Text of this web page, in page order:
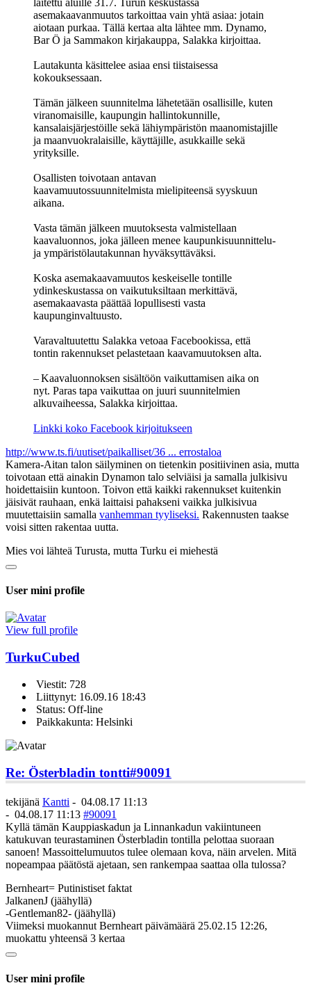
asemakaavanmuutos tarkoittaa vain yhtä asiaa: jotain
aiotaan purkaa. Tällä kertaa alta lähtee mm. Dynamo,
Bar Ö ja Sammakon kirjakauppa, Salakka kirjoittaa.
Lautakunta käsittelee asiaa ensi tiistaisessa
kokouksessaan.
Tämän jälkeen suunnitelma lähetetään osallisille, kuten
viranomaisille, kaupungin hallintokunnille,
kansalaisjärjestöille sekä lähiympäristön maanomistajille
ja maanvuokralaisille, käyttäjille, asukkaille sekä
yrityksille.
Osallisten toivotaan antavan
kaavamuutossuunnitelmista mielipiteensä syyskuun
aikana.
Vasta tämän jälkeen muutoksesta valmistellaan
kaavaluonnos, joka jälleen menee kaupunkisuunnittelu-
ja ympäristölautakunnan hyväksyttäväksi.
Koska asemakaavamuutos keskeiselle tontille
ydinkeskustassa on vaikutuksiltaan merkittävä,
asemakaavasta päättää lopullisesti vasta
kaupunginvaltuusto.
Varavaltuutettu Salakka vetoaa Facebookissa, että
tontin rakennukset pelastetaan kaavamuutoksen alta.
– Kaavaluonnoksen sisältöön vaikuttamisen aika on
nyt. Paras tapa vaikuttaa on juuri suunnitelmien
alkuvaiheessa, Salakka kirjoittaa.
Linkki koko Facebook kirjoitukseen
http://www.ts.fi/uutiset/paikalliset/36 ... errostaloa
Kamera-Aitan talon säilyminen on tietenkin positiivinen asia, mutta
toivotaan että ainakin Dynamon talo selviäisi ja samalla julkisivu
hoidettaisiin kuntoon. Toivon että kaikki rakennukset kuitenkin
jäisivät rauhaan, enkä laittaisi pahakseni vaikka julkisivua
muutettaisiin samalla vanhemman tyyliseksi. Rakennusten taakse
voisi sitten rakentaa uutta.
Mies voi lähteä Turusta, mutta Turku ei miehestä
User mini profile
View full profile
TurkuCubed
Viestit: 728
Liittynyt: 16.09.16 18:43
Status: Off-line
Paikkakunta: Helsinki
Re: Österbladin tontti#90091
tekijänä Kantti - 04.08.17 11:13
- 04.08.17 11:13 #90091
Kyllä tämän Kauppiaskadun ja Linnankadun vakiintuneen
katukuvan teurastaminen Österbladin tontilla pelottaa suoraan
sanoen! Massoittelumuutos tulee olemaan kova, näin arvelen. Mitä
nopeampaa päätöstä ajetaan, sen rankempaa saattaa olla tulossa?
Bernheart= Putinistiset faktat
JalkanenJ (jäähyllä)
-Gentleman82- (jäähyllä)
Viimeksi muokannut Bernheart päivämäärä 25.02.15 12:26,
muokattu yhteensä 3 kertaa
User mini profile